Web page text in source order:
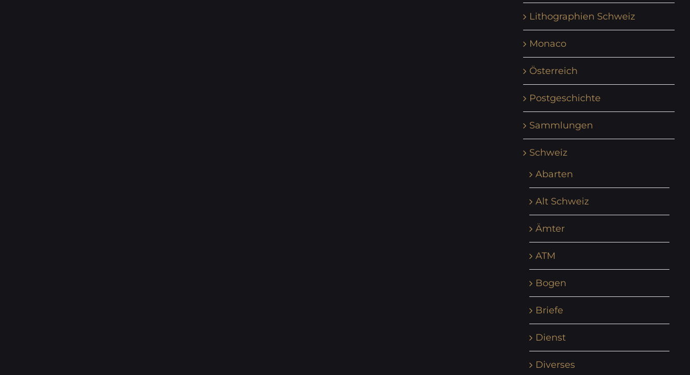
Lithographien Schweiz
Monaco
Österreich
Postgeschichte
Sammlungen
Schweiz
Abarten
Alt Schweiz
Ämter
ATM
Bogen
Briefe
Dienst
Diverses